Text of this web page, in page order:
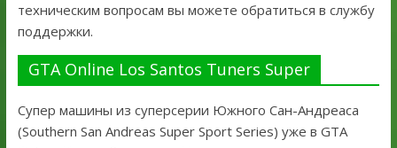
техническим вопросам вы можете обратиться в службу
поддержки.
GTA Online Los Santos Tuners Super
Супер машины из суперсерии Южного Сан-Андреаса
(Southern San Andreas Super Sport Series) уже в GTA